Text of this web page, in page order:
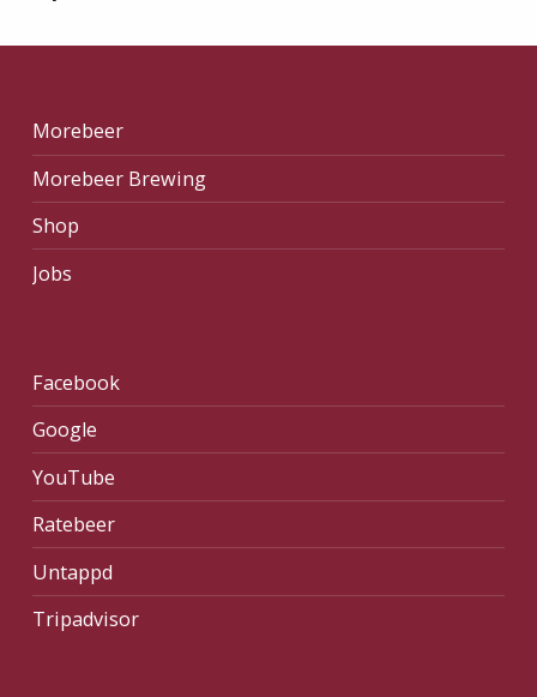
Morebeer
Morebeer Brewing
Shop
Jobs
Facebook
Google
YouTube
Ratebeer
Untappd
Tripadvisor